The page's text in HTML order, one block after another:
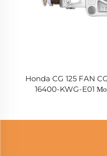
Honda CG 125 FAN
16400-KWG-E01